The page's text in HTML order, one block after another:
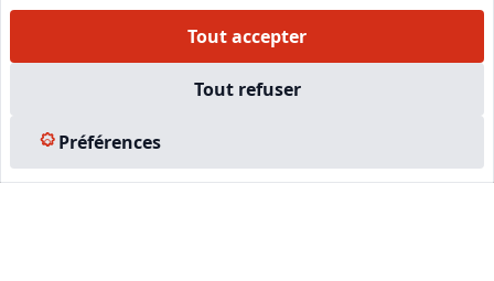
Tout accepter
Tout refuser
Préférences
Experts Immobiliers par régions
Mentions légales